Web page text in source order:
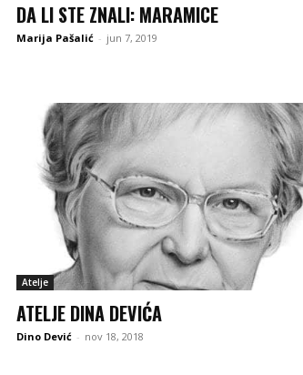
DA LI STE ZNALI: MARAMICE
Marija Pašalić - jun 7, 2019
Atelje
ATELJE DINA DEVIĆA
Dino Dević - nov 18, 2018